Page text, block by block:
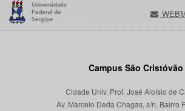
Campus São Cristóvão
Cidade Univ. Prof. José Aloísio de
Av. Marcelo Deda Chagas, s/n, Bairro